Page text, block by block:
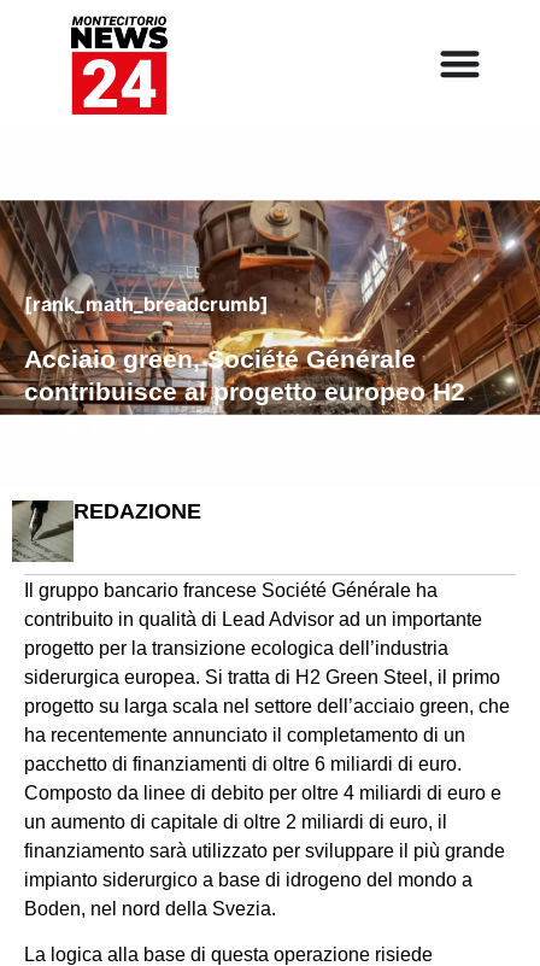
[rank_math_breadcrumb]
Acciaio green, Société Générale
contribuisce al progetto europeo H2
Green Steel
REDAZIONE
Il gruppo bancario francese Société Générale ha
contribuito in qualità di Lead Advisor ad un importante
progetto per la transizione ecologica dell’industria
siderurgica europea. Si tratta di H2 Green Steel, il primo
progetto su larga scala nel settore dell’acciaio green, che
ha recentemente annunciato il completamento di un
pacchetto di finanziamenti di oltre 6 miliardi di euro.
Composto da linee di debito per oltre 4 miliardi di euro e
un aumento di capitale di oltre 2 miliardi di euro, il
finanziamento sarà utilizzato per sviluppare il più grande
impianto siderurgico a base di idrogeno del mondo a
Boden, nel nord della Svezia.
La logica alla base di questa operazione risiede